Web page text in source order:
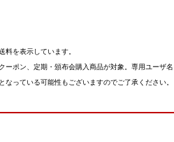
を表示しています。
ポン、定期・頒布会購入商品が対象。専用ユーザ
っている可能性もございますのでご了承ください。